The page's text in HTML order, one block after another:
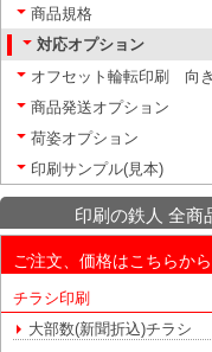
商品規格
対応オプション
オフセット輪転印刷 向
商品発送オプション
荷姿オプション
印刷サンプル(見本)
印刷の鉄人 全商
ご注文、価格はこちらから
チラシ印刷
大部数(新聞折込)チラシ